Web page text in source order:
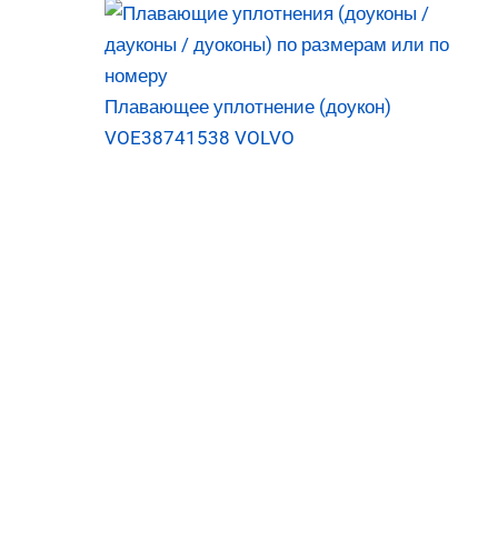
Плавающее уплотнение (доукон)
VOE38741538 VOLVO